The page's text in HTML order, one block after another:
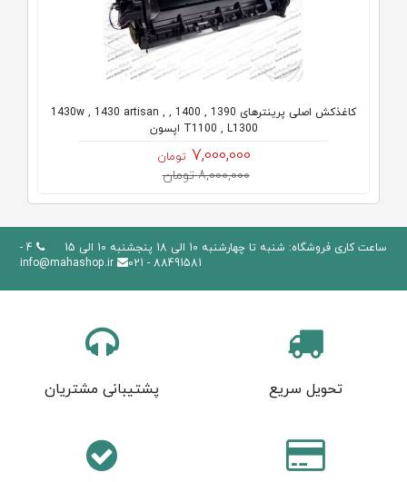
کاغذکش اصلی پرینترهای 1390 , 1400 , 1430w , 1430 artisan ,
T1100 , L1300 اپسون
7,000,000 تومان
8,000,000 تومان
ساعت کاری فروشگاه: شنبه تا چهارشنبه 10 الی 18 پنجشنبه 10 الی 15
4 -
88491581 - 021
info@mahashop.ir
تحویل سریع پشتیبانی مشتریان